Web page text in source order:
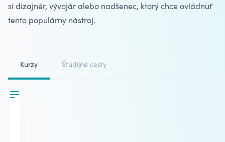
si dizajnér, vývojár alebo nadšenec, ktorý chce ovládnuť
tento populárny nástroj.
Kurzy Študijné cesty